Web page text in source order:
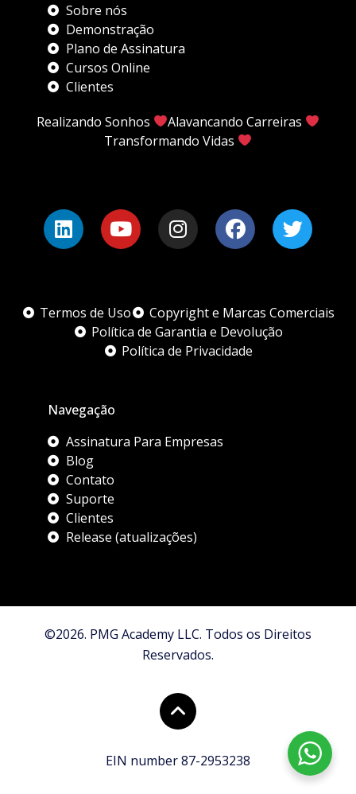
Sobre nós
Demonstração
Plano de Assinatura
Cursos Online
Clientes
Realizando Sonhos
Alavancando Carreiras
Transformando Vidas
Termos de Uso
Copyright e Marcas Comerciais
Política de Garantia e Devolução
Política de Privacidade
Navegação
Assinatura Para Empresas
Blog
Contato
Suporte
Clientes
Release (atualizações)
©2026. PMG Academy LLC. Todos os Direitos
Reservados.
EIN number 87-2953238